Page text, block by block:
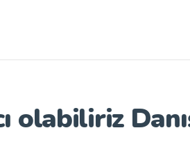
olabiliriz